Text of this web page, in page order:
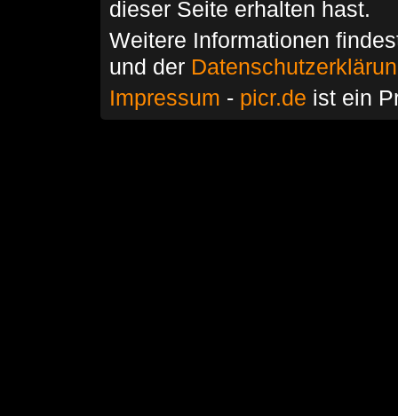
dieser Seite erhalten hast.
Weitere Informationen
und der
Impressum - picr.de ist ein